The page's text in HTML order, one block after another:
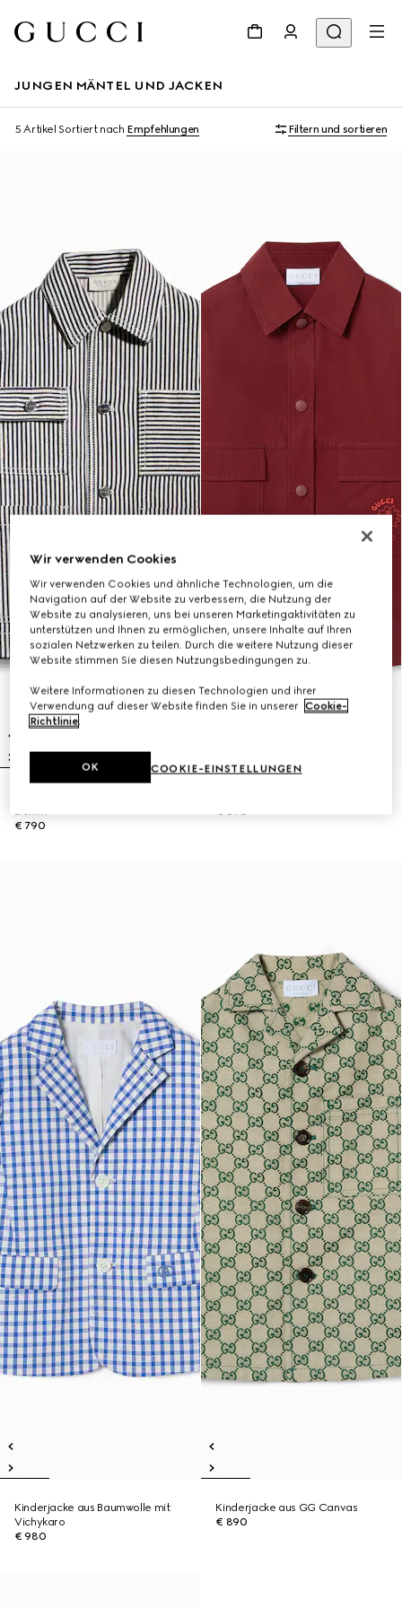
JUNGEN MÄNTEL UND JACKEN
5 Artikel Sortiert nach Empfehlungen Filtern und sortieren
Denim
€ 790
€ 890
Kinderjacke aus Baumwolle mit
Vichykaro
€ 980
Kinderjacke aus GG Canvas
€ 890
Wir verwenden Cookies
Wir verwenden Cookies und ähnliche Technologien, um die
Navigation auf der Website zu verbessern, die Nutzung der
Website zu analysieren, uns bei unseren Marketingaktivitäten zu
unterstützen und Ihnen zu ermöglichen, unsere Inhalte auf Ihren
sozialen Netzwerken zu teilen. Durch die weitere Nutzung dieser
Website stimmen Sie diesen Nutzungsbedingungen zu.
Weitere Informationen zu diesen Technologien und ihrer
Verwendung auf dieser Website finden Sie in unserer Cookie-
Richtlinie.
COOKIE-EINSTELLUNGEN
OK